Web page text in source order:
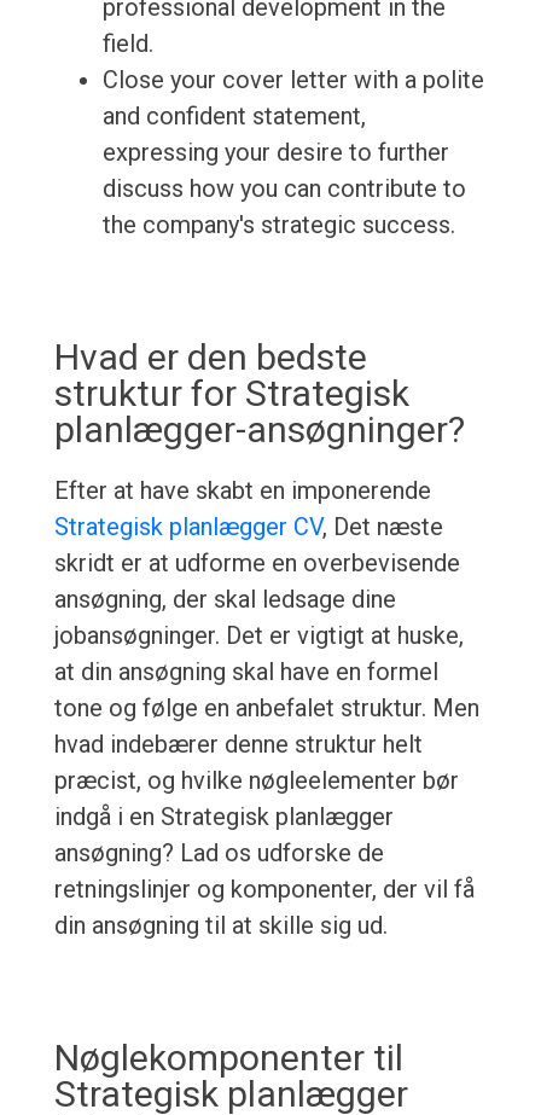
professional development in the
field.
Close your cover letter with a polite
and confident statement,
expressing your desire to further
discuss how you can contribute to
the company's strategic success.
Hvad er den bedste
struktur for Strategisk
planlægger-ansøgninger?
Efter at have skabt en imponerende
Strategisk planlægger CV, Det næste
skridt er at udforme en overbevisende
ansøgning, der skal ledsage dine
jobansøgninger. Det er vigtigt at huske,
at din ansøgning skal have en formel
tone og følge en anbefalet struktur. Men
hvad indebærer denne struktur helt
præcist, og hvilke nøgleelementer bør
indgå i en Strategisk planlægger
ansøgning? Lad os udforske de
retningslinjer og komponenter, der vil få
din ansøgning til at skille sig ud.
Nøglekomponenter til
Strategisk planlægger